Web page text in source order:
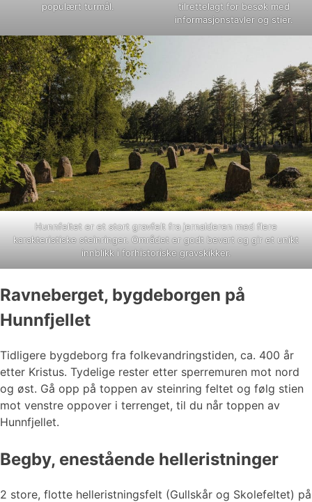
populært turmål.
tilrettelagt for besøk med
informasjonstavler og stier.
Hunnfeltet er et stort gravfelt fra jernalderen med flere
karakteristiske steinringer. Området er godt bevart og gir et unikt
innblikk i forhistoriske gravskikker.
Ravneberget, bygdeborgen på
Hunnfjellet
Tidligere bygdeborg fra folkevandringstiden, ca. 400 år
etter Kristus. Tydelige rester etter sperremuren mot nord
og øst. Gå opp på toppen av steinring feltet og følg stien
mot venstre oppover i terrenget, til du når toppen av
Hunnfjellet.
Begby, enestående helleristninger
2 store, flotte helleristningsfelt (Gullskår og Skolefeltet) på